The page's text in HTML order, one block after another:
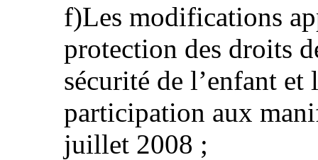
f)Les modifications
protection des droits
sécurité de l’enfant et
participation aux
juillet 2008 ;